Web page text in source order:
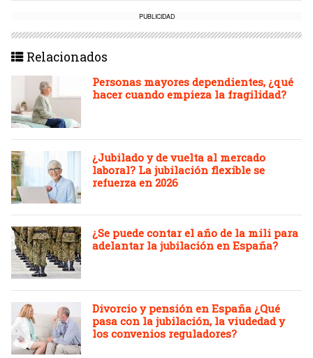
PUBLICIDAD
Relacionados
Personas mayores dependientes, ¿qué
hacer cuando empieza la fragilidad?
¿Jubilado y de vuelta al mercado
laboral? La jubilación flexible se
refuerza en 2026
¿Se puede contar el año de la mili para
adelantar la jubilación en España?
Divorcio y pensión en España ¿Qué
pasa con la jubilación, la viudedad y
los convenios reguladores?